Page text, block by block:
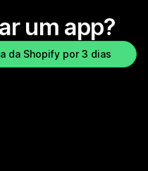
um app?
da Shopify por 3 dias